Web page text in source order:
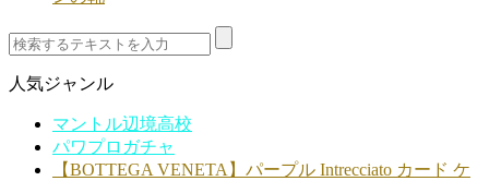
人気ジャンル
マントル辺境高校
パワプロガチャ
【BOTTEGA VENETA】パープル Intrecciato カード ケ